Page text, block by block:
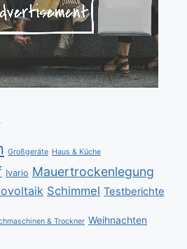
Großgeräte Haus & Küche
Ivario Mauertrockenlegung
Schimmel Testberichte
& Trockner Weihnachten